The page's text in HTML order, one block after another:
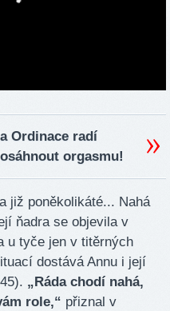
Ordinace radí
orgasmu!
již poněkolikáté... Nahá
ňadra se objevila v
u tyče jen v titěrných
dostává Annu i její
„Ráda chodí nahá,
role,“ přiznal v